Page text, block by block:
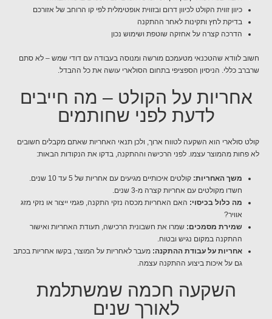
כיוון זווית הקולט לכיוון דרום ובזווית אופטימלית לפי קו הרוחב של אזורכם
בדיקת לחץ ותקינות לאחר ההתקנה
הדרכה קצרה על אחזקה שוטפת ושימוש נכון
חשוב לוודא שהטכנאי מטעמכם מורשה ומנוסה בעבודה עם דודי שמש – לא סתם
שרברב כללי. הניסיון הספציפי בתחום הסולארי עושה את כל ההבדל.
אחריות על הקולט – מה חייבים
לדעת לפני שחותמים
קולט סולארי הוא השקעה לטווח ארוך, ולכן תנאי האחריות שאתם מקבלים חשובים
לא פחות מהמוצר עצמו. לפני הרכישה וההתקנה, בדקו את הנקודות הבאות:
משך האחריות:
קולטים איכותיים מגיעים עם אחריות של 5 עד 10 שנים.
חשדו מקולטים עם אחריות קצרה מ-3 שנים.
מה כלול בכיסוי: האם האחריות מכסה נזקי התקנה, פגמי ייצור או נזקי מזג
אוויר?
שמירת מסמכים: שמרו את חשבונית הרכישה, תעודת האחריות ואישור
ההתקנה במקום נגיש ובטוח.
אחריות על עבודת ההתקנה: מעבר לאחריות על המוצר, בקשו אחריות בכתב
גם על איכות ביצוע ההתקנה עצמה.
השקעה חכמה שמשתלמת
לאורך שנים